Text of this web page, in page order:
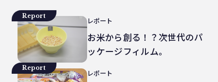
Report
レポート
お米から創る！？次世代のパ
ッケージフィルム。
Report
レポート